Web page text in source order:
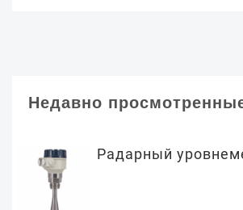
Недавно
Радарный